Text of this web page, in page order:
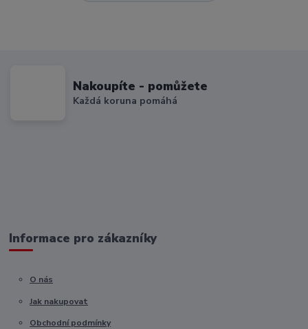
Nakoupíte - pomůžete
Každá koruna pomáhá
Informace pro zákazníky
O nás
Jak nakupovat
Obchodní podmínky